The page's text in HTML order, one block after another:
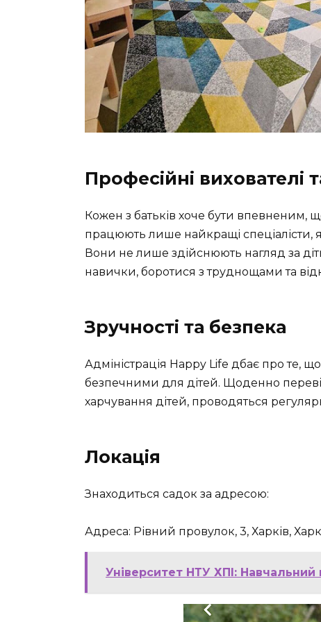
Професійні вихователі
Кожен з батьків хоче бути впевненим,
працюють лише найкращі спеціалісти,
Вони не лише здійснюють нагляд за
навички, боротися з труднощами та
Зручності та безпека
Адміністрація Happy Life дбає про
безпечними для дітей. Щоденно
харчування дітей, проводяться
Локація
Знаходиться садок за адресою:
Адреса: Рівний провулок, 3, Харків,
Університет НТУ ХПІ: Навчальний